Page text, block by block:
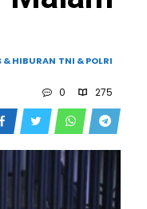
& HIBURAN TNI & POLRI
0 275